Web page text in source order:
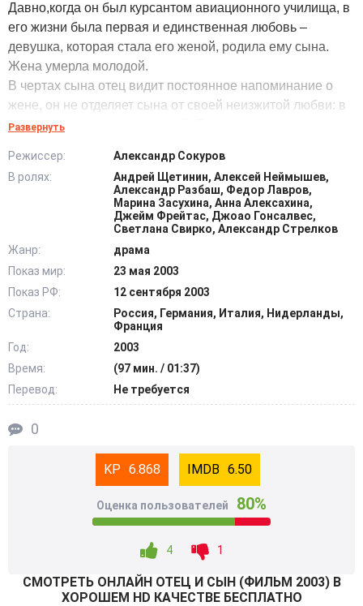
Давно,когда он был курсантом авиационного училища, в
его жизни была первая и единственная любовь –
девушка, которая стала его женой, родила ему сына.
Жена умерла молодой.
В чертах сына отец видит постоянное напоминание о
жене, он не отделяет сына от своей неизжитой любви: в
этом его единение с любимой. Поэтому отец не
глубоко любит отца.
Их любовь почти мифологического свойства и
масштаба. Так не бывает в реальности, это коллизия
сказки… @Filmix.fan
Развернуть
Режиссер:
Александр Сокуров
В ролях:
Андрей Щетинин, Алексей Неймышев,
Александр Разбаш, Федор Лавров,
Марина Засухина, Анна Алексахина,
Джейм Фрейтас, Джоао Гонсалвес,
Светлана Свирко, Александр Стрелков
Жанр:
драма
Показ мир:
23 мая 2003
Показ РФ:
12 сентября 2003
Страна:
Россия, Германия, Италия, Нидерланды,
Франция
Год:
2003
Время:
(97 мин. / 01:37)
Перевод:
Не требуется
0
6.868 6.50
Оценка пользователей 80%
4 1
СМОТРEТЬ ОНЛАЙН ОТЕЦ И СЫН (ФИЛЬМ 2003) В
ХОРОШЕМ HD КАЧЕСТВЕ БЕСПЛАТНО